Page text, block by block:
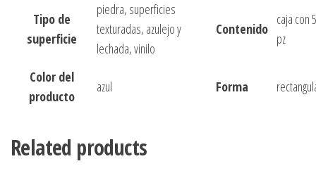
Tipo de
superficie
piedra, superficies
texturadas, azulejo y
lechada, vinilo
Contenido
caja con 5
pz
Color del
producto
azul Forma
Related products